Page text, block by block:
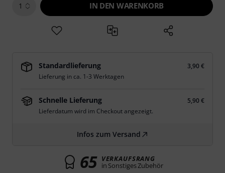
1 IN DEN WARENKORB
Standardlieferung
3,90 €
Lieferung in ca. 1-3 Werktagen
Schnelle Lieferung
5,90 €
Lieferdatum wird im Checkout angezeigt.
Infos zum Versand
65 VERKAUFSRANG
in Sonstiges Zubehör